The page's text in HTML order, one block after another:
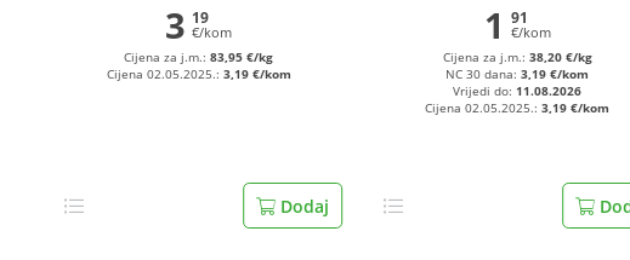
3 19
€/kom
Cijena za j.m.:83,95 €/kg
Cijena 02.05.2025.: 3,19 €/kom
Dodaj
1 91
€/kom
Cijena za j.m.: 38,20 €/kg
NC 30 dana:3,19 €/kom
Vrijedi do:11.08.2026
Cijena 02.05.2025.:3,19 €/kom